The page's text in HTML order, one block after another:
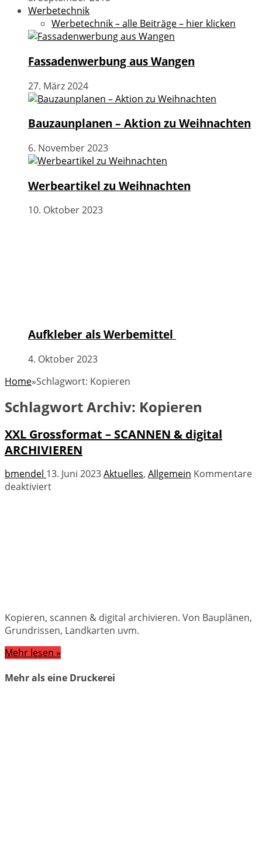
Werbetechnik
Werbetechnik – alle Beiträge – hier klicken
Fassadenwerbung aus Wangen
27. März 2024
Bauzaunplanen – Aktion zu Weihnachten
6. November 2023
Werbeartikel zu Weihnachten
10. Oktober 2023
Aufkleber als Werbemittel
4. Oktober 2023
Home»Schlagwort: Kopieren
Schlagwort Archiv: Kopieren
XXL Grossformat – SCANNEN & digital
ARCHIVIEREN
bmendel 13. Juni 2023Aktuelles, Allgemein Kommentare
deaktiviertfür
Kopieren, scannen & digital archivieren. Von Bauplänen,
Grundrissen, Landkarten uvm.
Mehr lesen »
Mehr als eine Druckerei